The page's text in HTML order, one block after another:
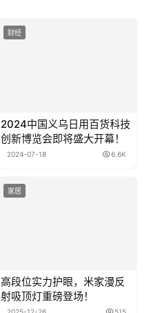
财经
2024中国义乌日用百货科技
创新博览会即将盛大开幕！
2024-07-18 6.6K
家居
高段位实力护眼，米家漫反
射吸顶灯重磅登场！